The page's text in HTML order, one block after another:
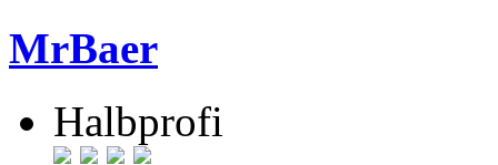
MrBaer
Halbprofi